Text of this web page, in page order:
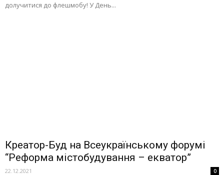
долучитися до флешмобу! У День...
Креатор-Буд на Всеукраїнському форумі
“Реформа містобудування – екватор”
22.12.2021 0